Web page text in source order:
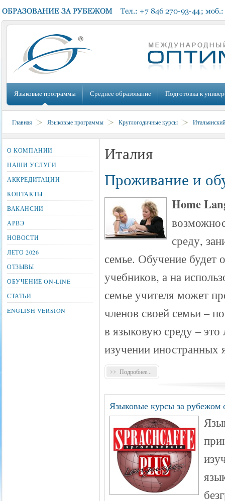
Языковые программы Среднее образование Подготовка к
Главная Языковые программы Круглогодичные курсы Итальянский
Италия
Проживание и
Home
среду,
семье. Обучение будет
учебников, а на
семье учителя может
членов своей семьи –
в языковую среду – это
изучении иностранных
Подробнее...
Языковые курсы за рубежом
О КОМПАНИИ
НАШИ УСЛУГИ
АККРЕДИТАЦИИ
КОНТАКТЫ
ВАКАНСИИ
АРВЭ
НОВОСТИ
ЛЕТО 2026
ОТЗЫВЫ
ОБУЧЕНИЕ ON-LINE
СТАТЬИ
ENGLISH VERSION